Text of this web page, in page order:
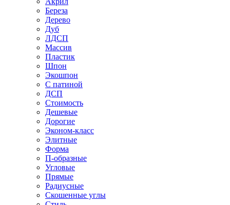
Береза
Дерево
Дуб
ЛДСП
Массив
Пластик
Шпон
Экошпон
С патиной
ДСП
Стоимость
Дешевые
Дорогие
Эконом-класс
Элитные
Форма
П-образные
Угловые
Прямые
Радиусные
Скошенные углы